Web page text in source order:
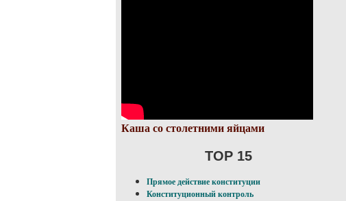
Каша со столетними яйцами
TOP 15
Прямое действие конституции
Конституционный контроль